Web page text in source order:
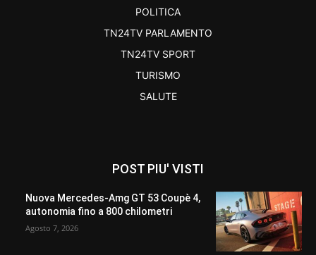
POLITICA
TN24TV PARLAMENTO
TN24TV SPORT
TURISMO
SALUTE
POST PIU' VISTI
Nuova Mercedes-Amg GT 53 Coupè 4,
autonomia fino a 800 chilometri
Agosto 7, 2026